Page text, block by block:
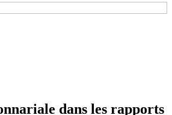
dans les rapports